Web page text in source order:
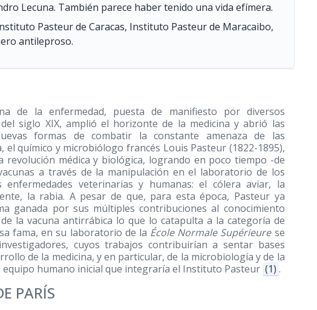
Lecuna. También parece haber tenido una vida efímera.
Pasteur de Caracas, Instituto Pasteur de Maracaibo,
antileproso.
de la enfermedad, puesta de manifiesto por diversos
siglo XIX, amplió el horizonte de la medicina y abrió las
formas de combatir la constante amenaza de las
el químico y microbiólogo francés Louis Pasteur (1822-1895),
médica y biológica, logrando en poco tiempo -de
a través de la manipulación en el laboratorio de los
enfermedades veterinarias y humanas: el cólera aviar, la
la rabia. A pesar de que, para esta época, Pasteur ya
ganada por sus múltiples contribuciones al conocimiento
la vacuna antirrábica lo que lo catapulta a la categoría de
fama, en su laboratorio de la École Normale Supérieurese
cuyos trabajos contribuirían a sentar bases
de la medicina, y en particular, de la microbiología y de la
humano inicial que integraría el Instituto Pasteur (1) .
PARÍS